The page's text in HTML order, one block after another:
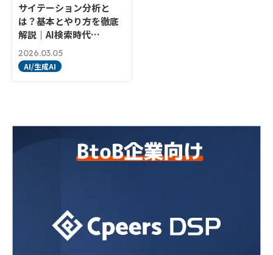
サイテーション分析と
は？基本とやり方を徹底
解説｜AI検索時代…
2026.03.05
AI/生成AI